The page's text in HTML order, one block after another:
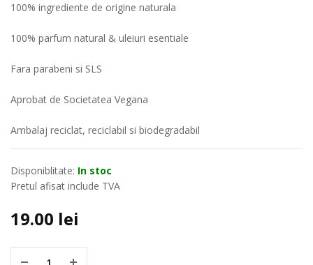
100% ingrediente de origine naturala
100% parfum natural & uleiuri esentiale
Fara parabeni si SLS
Aprobat de Societatea Vegana
Ambalaj reciclat, reciclabil si biodegradabil
Disponiblitate: In stoc
Pretul afisat include TVA
19.00 lei